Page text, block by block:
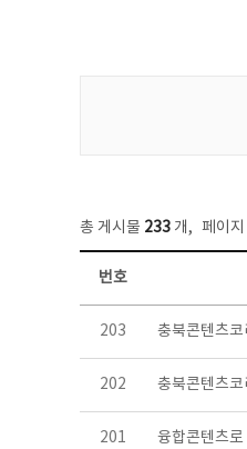
총 게시물 233 개, 페이지
보도자료 목록 - 번호, 제목, 작성자, 파일, 조회수, 작성일 정보 제공
번호
203 충북콘텐츠
202 충북콘텐츠
201 융합콘텐츠